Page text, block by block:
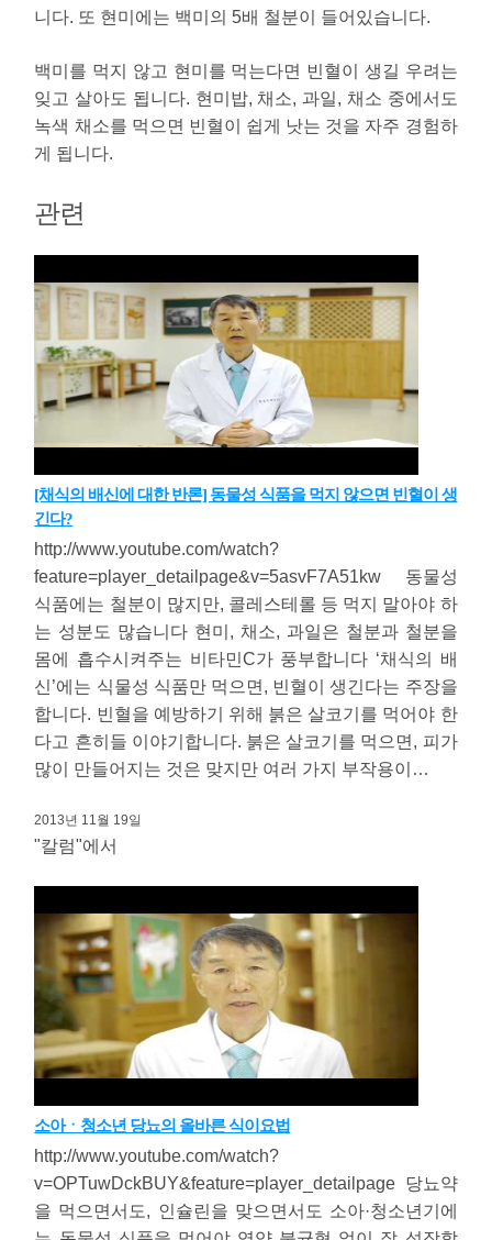
니다. 또 현미에는 백미의 5배 철분이 들어있습니다.
백미를 먹지 않고 현미를 먹는다면 빈혈이 생길 우려는
잊고 살아도 됩니다. 현미밥, 채소, 과일, 채소 중에서도
녹색 채소를 먹으면 빈혈이 쉽게 낫는 것을 자주 경험하
게 됩니다.
관련
[채식의 배신에 대한 반론] 동물성 식품을 먹지 않으면 빈혈이 생
긴다?
http://www.youtube.com/watch?
feature=player_detailpage&v=5asvF7A51kw 동물성
식품에는 철분이 많지만, 콜레스테롤 등 먹지 말아야 하
는 성분도 많습니다 현미, 채소, 과일은 철분과 철분을
몸에 흡수시켜주는 비타민C가 풍부합니다 ‘채식의 배
신’에는 식물성 식품만 먹으면, 빈혈이 생긴다는 주장을
합니다. 빈혈을 예방하기 위해 붉은 살코기를 먹어야 한
다고 흔히들 이야기합니다. 붉은 살코기를 먹으면, 피가
많이 만들어지는 것은 맞지만 여러 가지 부작용이…
2013년 11월 19일
"칼럼"에서
소아ㆍ청소년 당뇨의 올바른 식이요법
http://www.youtube.com/watch?
v=OPTuwDckBUY&feature=player_detailpage 당뇨약
을 먹으면서도, 인슐린을 맞으면서도 소아·청소년기에